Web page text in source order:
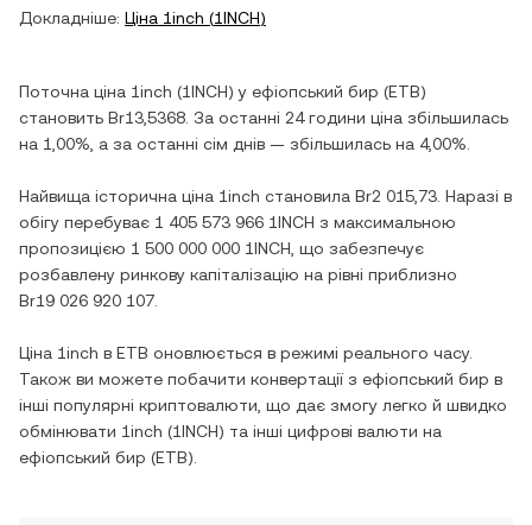
Докладніше: Ціна 1inch (1INCH)
Поточна ціна 1inch (1INCH) у ефіопський бир (ETB)
становить Br13,5368 . За останні 24 години ціна збільшилась
на 1,00% , а за останні сім днів — збільшилась на 4,00%
Найвища історична ціна 1inch становила Br2 015,73 . Наразі в
обігу перебуває 1 405 573 966 1INCH з максимальною
пропозицією 1 500 000 000 1INCH , що забезпечує
розбавлену ринкову капіталізацію на рівні приблизно
Br19 026 920 107
Ціна 1inch в ETB оновлюється в режимі реального часу.
Також ви можете побачити конвертації з ефіопський бир в
інші популярні криптовалюти, що дає змогу легко й швидко
обмінювати 1inch (1INCH) та інші цифрові валюти на
ефіопський бир (ETB).